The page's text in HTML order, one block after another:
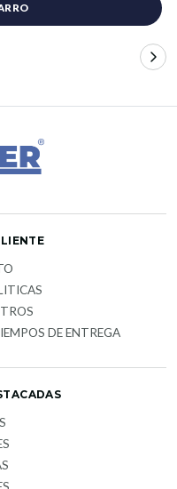
DE ENTREGA